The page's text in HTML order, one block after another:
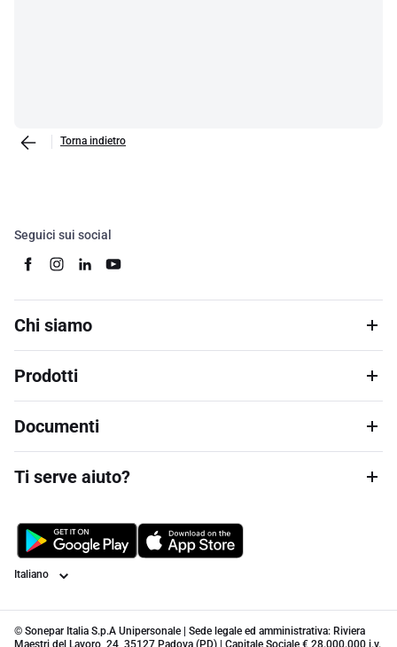
Torna indietro
Seguici sui social
Chi siamo
Prodotti
Documenti
Ti serve aiuto?
Lingua
© Sonepar Italia S.p.A Unipersonale | Sede legale ed amministrativa: Riviera
Maestri del Lavoro, 24, 35127 Padova (PD) | Capitale Sociale € 28.000.000 i.v.